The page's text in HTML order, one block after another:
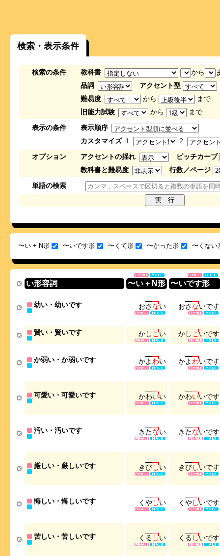
検索・表示条件
検索の条件 教科書 から
品詞
アクセント型
難易度
から
まで
旧能力試験
から
まで
表示の条件
表示順序
カスタマイズ 1.
2.
オプション
アクセントの揺れ
ピッチカーブ
教科書と難易度
行数／ページ
単語の検索
〜い + N形 〜いです形 〜くて形 〜かった形 〜くない
い形容詞 〜い + N形 〜いです形
幼い・幼いです おさ ない おさ ないです
賢い・賢いです かし こい かし こいです
か弱い・か弱いです かよ わい かよ わいです
可愛い・可愛いです かわいい かわいいです
汚い・汚いです き たない き たないです
厳しい・厳しいです きびしい きびしいです
悔しい・悔しいです く やしい く やしいです
苦しい・苦しいです く る しい く る しいです